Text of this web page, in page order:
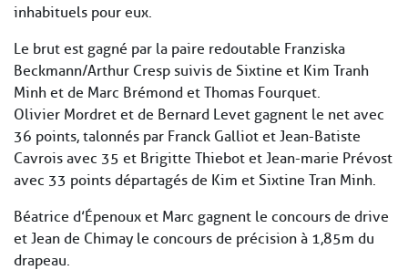
inhabituels pour eux.
Le brut est gagné par la paire redoutable Franziska
Beckmann/Arthur Cresp suivis de Sixtine et Kim Tranh
Minh et de Marc Brémond et Thomas Fourquet.
Olivier Mordret et de Bernard Levet gagnent le net avec
36 points, talonnés par Franck Galliot et Jean-Batiste
Cavrois avec 35 et Brigitte Thiebot et Jean-marie Prévost
avec 33 points départagés de Kim et Sixtine Tran Minh.
Béatrice d’Épenoux et Marc gagnent le concours de drive
et Jean de Chimay le concours de précision à 1,85m du
drapeau.